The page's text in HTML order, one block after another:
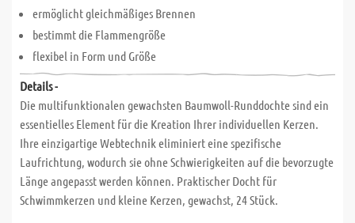
ermöglicht gleichmäßiges Brennen
bestimmt die Flammengröße
flexibel in Form und Größe
Details -
Die multifunktionalen gewachsten Baumwoll-Runddochte sind ein
essentielles Element für die Kreation Ihrer individuellen Kerzen.
Ihre einzigartige Webtechnik eliminiert eine spezifische
Laufrichtung, wodurch sie ohne Schwierigkeiten auf die bevorzugte
Länge angepasst werden können. Praktischer Docht für
Schwimmkerzen und kleine Kerzen, gewachst, 24 Stück.